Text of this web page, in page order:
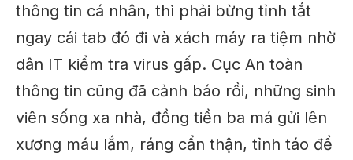
thông tin cá nhân, thì phải bừng tỉnh tắt
ngay cái tab đó đi và xách máy ra tiệm nhờ
dân IT kiểm tra virus gấp. Cục An toàn
thông tin cũng đã cảnh báo rồi, những sinh
viên sống xa nhà, đồng tiền ba má gửi lên
xương máu lắm, ráng cẩn thận, tỉnh táo để